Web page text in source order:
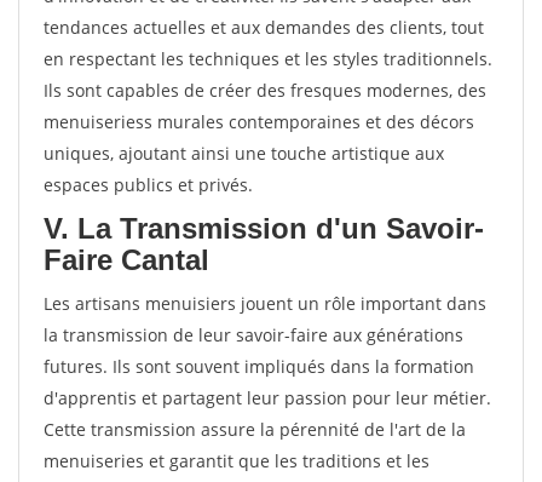
tendances actuelles et aux demandes des clients, tout
en respectant les techniques et les styles traditionnels.
Ils sont capables de créer des fresques modernes, des
menuiseriess murales contemporaines et des décors
uniques, ajoutant ainsi une touche artistique aux
espaces publics et privés.
V. La Transmission d'un Savoir-
Faire Cantal
Les artisans menuisiers jouent un rôle important dans
la transmission de leur savoir-faire aux générations
futures. Ils sont souvent impliqués dans la formation
d'apprentis et partagent leur passion pour leur métier.
Cette transmission assure la pérennité de l'art de la
menuiseries et garantit que les traditions et les